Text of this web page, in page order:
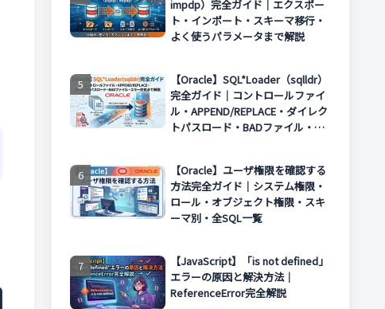
impdp）完全ガイド｜エクスポー
ト・インポート・スキーマ移行・
よく使うパラメータまで解説
【Oracle】SQL*Loader（sqlldr）
完全ガイド｜コントロールファイ
ル・APPEND/REPLACE・ダイレク
トパスロード・BADファイル・エ
【Oracle】ユーザ権限を確認する
方法完全ガイド｜システム権限・
ロール・オブジェクト権限・スキ
ーマ別・全SQL一覧
【JavaScript】「is not defined」
エラーの原因と解決方法｜
ReferenceError完全解説